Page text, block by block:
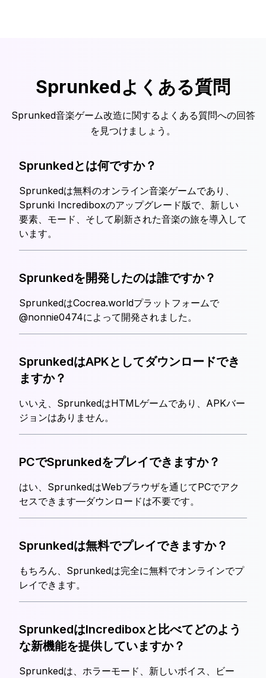
Sprunkedよくある質問
Sprunked音楽ゲーム改造に関するよくある質問への回答
を見つけましょう。
Sprunkedとは何ですか？
Sprunkedは無料のオンライン音楽ゲームであり、
Sprunki Incrediboxのアップグレード版で、新しい
要素、モード、そして刷新された音楽の旅を導入して
います。
Sprunkedを開発したのは誰ですか？
SprunkedはCocrea.worldプラットフォームで
@nonnie0474によって開発されました。
SprunkedはAPKとしてダウンロードでき
ますか？
いいえ、SprunkedはHTMLゲームであり、APKバー
ジョンはありません。
PCでSprunkedをプレイできますか？
はい、SprunkedはWebブラウザを通じてPCでアク
セスできます—ダウンロードは不要です。
Sprunkedは無料でプレイできますか？
もちろん、Sprunkedは完全に無料でオンラインでプ
レイできます。
SprunkedはIncrediboxと比べてどのよう
な新機能を提供していますか？
Sprunkedは、ホラーモード、新しいボイス、ビー